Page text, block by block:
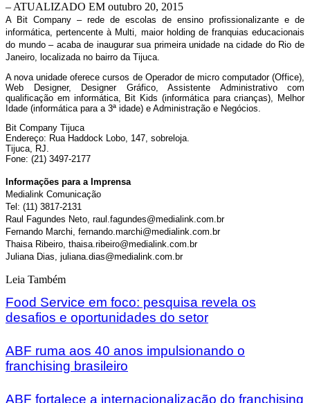
– ATUALIZADO EM outubro 20, 2015
A Bit Company – rede de escolas de ensino profissionalizante e de
informática, pertencente à Multi, maior holding de franquias educacionais
do mundo – acaba de inaugurar sua primeira unidade na cidade do Rio de
Janeiro, localizada no bairro da Tijuca.
A nova unidade oferece cursos de Operador de micro computador (Office),
Web Designer, Designer Gráfico, Assistente Administrativo com
qualificação em informática, Bit Kids (informática para crianças), Melhor
Idade (informática para a 3ª idade) e Administração e Negócios.
Bit Company Tijuca
Endereço: Rua Haddock Lobo, 147, sobreloja.
Tijuca, RJ.
Fone: (21) 3497-2177
Informações para a Imprensa
Medialink Comunicação
Tel: (11) 3817-2131
Raul Fagundes Neto, raul.fagundes@medialink.com.br
Fernando Marchi, fernando.marchi@medialink.com.br
Thaisa Ribeiro, thaisa.ribeiro@medialink.com.br
Juliana Dias, juliana.dias@medialink.com.br
Leia Também
Food Service em foco: pesquisa revela os
desafios e oportunidades do setor
ABF ruma aos 40 anos impulsionando o
franchising brasileiro
ABF fortalece a internacionalização do franchising